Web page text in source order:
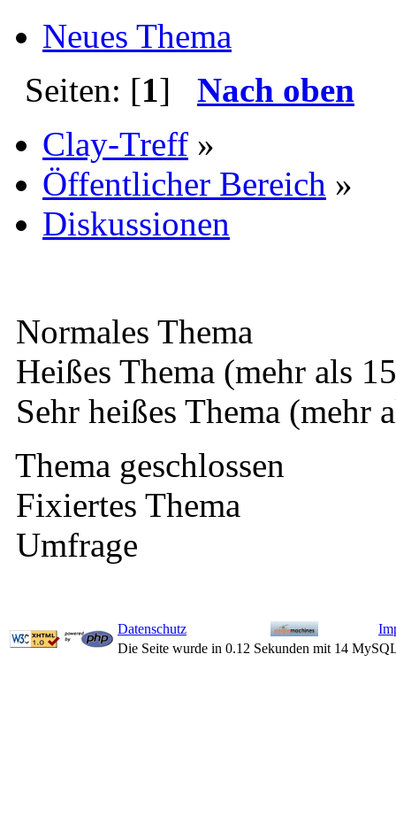
Neues Thema
Seiten: [1] Nach oben
Clay-Treff »
Öffentlicher Bereich »
Diskussionen
Normales Thema
Heißes Thema (mehr als
Sehr heißes Thema (mehr
Thema geschlossen
Fixiertes Thema
Umfrage
Datenschutz
Die Seite wurde in 0.12 Sekunden mit 14